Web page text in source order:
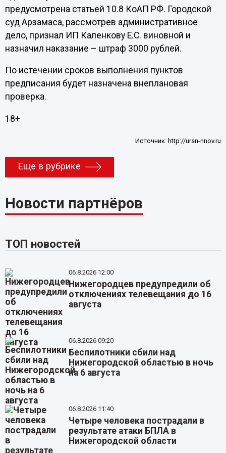
предусмотрена статьей 10.8 КоАП РФ. Городской
суд Арзамаса, рассмотрев административное
дело, признал ИП Каленкову Е.С. виновной и
назначил наказание – штраф 3000 рублей.
По истечении сроков выполнения пунктов
предписания будет назначена внеплановая
проверка.
18+
Источник:http://ursn-nnov.ru
Еще в рубрике
Новости партнёров
ТОП новостей
06.8.2026 12:00
Нижегородцев предупредили об
отключениях телевещания до 16
августа
06.8.2026 09:20
Беспилотники сбили над
Нижегородской областью в ночь
на 6 августа
06.8.2026 11:40
Четыре человека пострадали в
результате атаки БПЛА в
Нижегородской области